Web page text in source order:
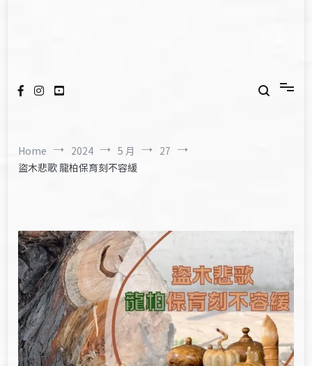
Home 2024 5 月
27
盜木悲歌 龍柏保育刻不容緩